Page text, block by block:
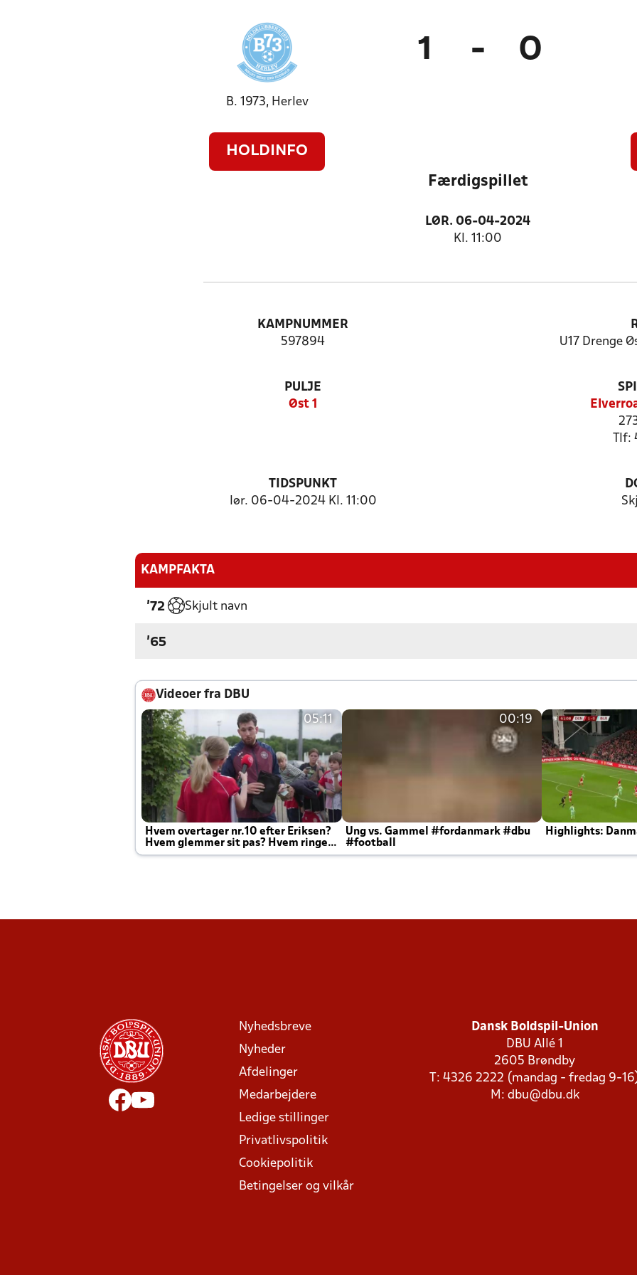
B. 1973, Herlev
HOLDINFO
1 - 0
Færdigspillet
LØR. 06-04-2024
Kl. 11:00
KAMPNUMMER
597894
U17 Drenge
PULJE
Øst 1
Tlf:
TIDSPUNKT
lør. 06-04-2024 Kl. 11:00
KAMPFAKTA
'72 Skjult navn
'65
Videoer fra DBU
05:11
Hvem overtager nr.10 efter Eriksen?
Hvem glemmer sit pas? Hvem ringer
Joachim altid til efter kampe?
00:19
Ung vs. Gammel #fordanmark #dbu
#football
Highlights:
Nyhedsbreve
Nyheder
Afdelinger
Medarbejdere
Ledige stillinger
Privatlivspolitik
Cookiepolitik
Betingelser og vilkår
Dansk Boldspil-Union
DBU Allé 1
2605 Brøndby
T: 4326 2222 (mandag - fredag 9-
M: dbu@dbu.dk